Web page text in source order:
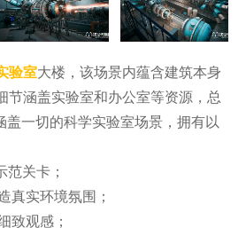
验室大楼，该场景内蕴含建筑本身
节涵盖实验室和办公室等资源，总
一切的科学实验室场景，拥有以
范关卡；
真实环境氛围；
致观感；